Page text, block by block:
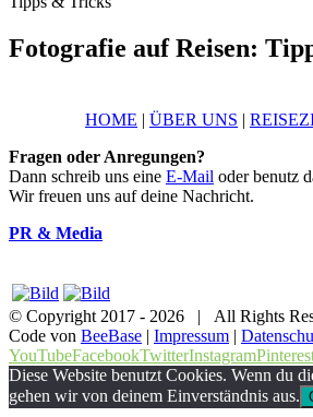
Fotografie auf Reisen:
HOME | ÜBER UNS |
Fragen oder Anregungen?
Dann schreib uns eine E-Mail oder benutz
Wir freuen uns auf deine Nachricht.
PR & Media
© Copyright 2017 - 2026 | All Rights
Code von BeeBase | Impressum |
YouTubeFacebookTwitterInstagram
Diese Website benutzt Cookies. Wenn du
gehen wir von deinem Einverständnis aus.